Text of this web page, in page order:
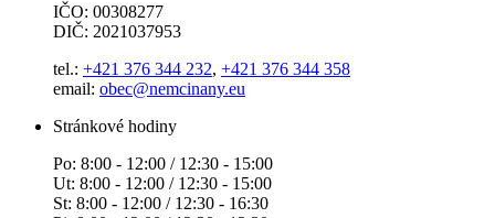
IČO: 00308277
DIČ: 2021037953
tel.: +421 376 344 232, +421 376 344 358
email: obec@nemcinany.eu
Stránkové hodiny
Po: 8:00 - 12:00 / 12:30 - 15:00
Ut: 8:00 - 12:00 / 12:30 - 15:00
St: 8:00 - 12:00 / 12:30 - 16:30